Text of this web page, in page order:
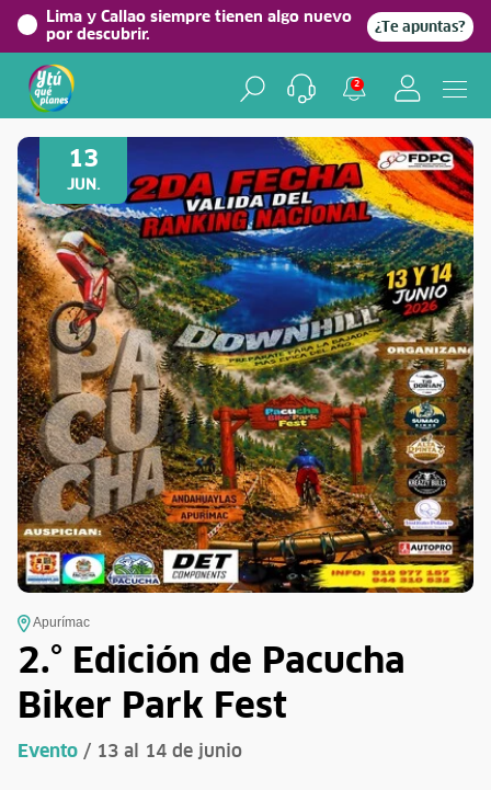
Lima y Callao siempre tienen algo nuevo
por descubrir.
¿Te apuntas?
2
Volver a Festividades
13
JUN.
Apurímac
2.° Edición de Pacucha
Biker Park Fest
Evento / 13 al 14 de junio